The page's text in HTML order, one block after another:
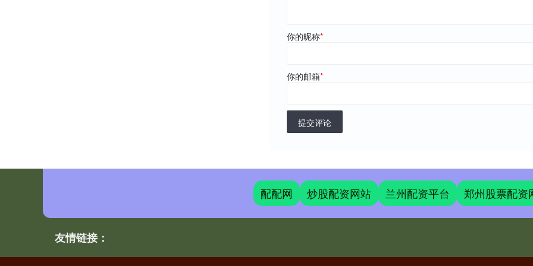
你的昵称*
你的邮箱*
提交评论
配配网 炒股配资网站 兰州配资平台 郑州股票配资
友情链接：